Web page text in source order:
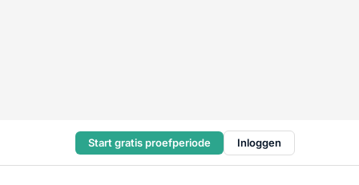
Start gratis proefperiode Inloggen